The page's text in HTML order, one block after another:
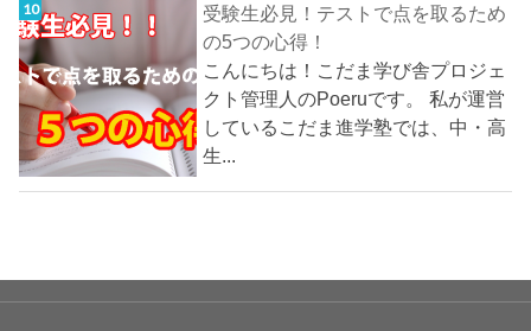
受験生必見！テストで点を取るため
の5つの心得！
こんにちは！こだま学び舎プロジェ
クト管理人のPoeruです。 私が運営
しているこだま進学塾では、中・高
生...